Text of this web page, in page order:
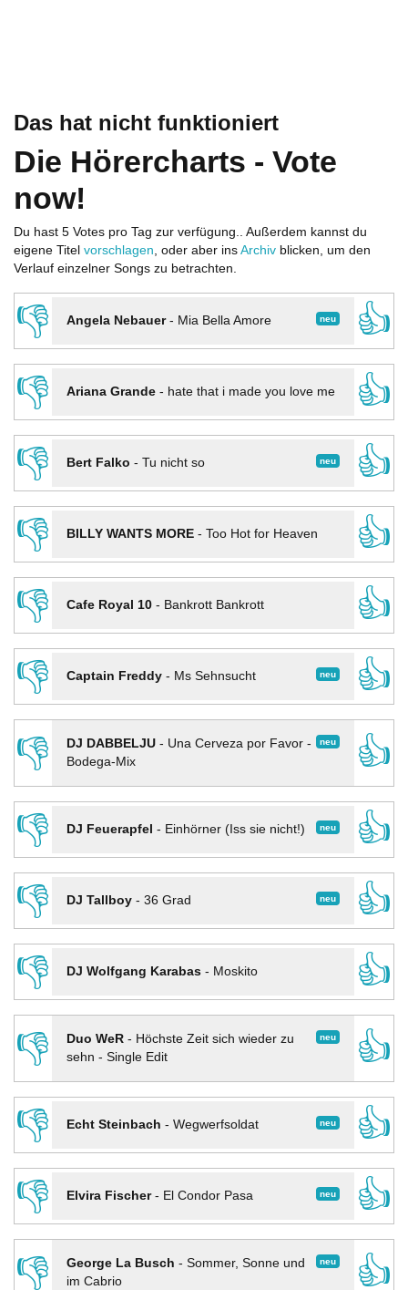
Das hat nicht funktioniert
Die Hörercharts - Vote
now!
Du hast 5 Votes pro Tag zur verfügung.. Außerdem kannst du
eigene Titel vorschlagen, oder aber ins Archiv blicken, um den
Verlauf einzelner Songs zu betrachten.
👎 neu
Angela Nebauer- Mia Bella Amore
👍
👎
Ariana Grande- hate that i made you love me
👍
👎
neu
Bert Falko - Tu nicht so
👍
👎
BILLY WANTS MORE- Too Hot for Heaven
👍
👎
Cafe Royal 10- Bankrott Bankrott
👍
👎
neu
Captain Freddy- Ms Sehnsucht
👍
👎
neu
DJ DABBELJU- Una Cerveza por Favor -
Bodega-Mix
👍
👎
neu
DJ Feuerapfel - Einhörner (Iss sie nicht!)
👍
👎
neu
DJ Tallboy- 36 Grad
👍
👎
DJ Wolfgang Karabas- Moskito
👍
👎
neu
Duo WeR- Höchste Zeit sich wieder zu
sehn - Single Edit
👍
👎
neu
Echt Steinbach - Wegwerfsoldat
👍
👎
neu
Elvira Fischer- El Condor Pasa
👍
👎
neu
George La Busch - Sommer, Sonne und
im Cabrio
👍